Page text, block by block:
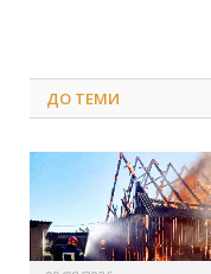
ДО ТЕМИ